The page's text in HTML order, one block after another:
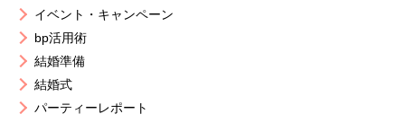
イベント・キャンペーン
bp活用術
結婚準備
結婚式
パーティーレポート